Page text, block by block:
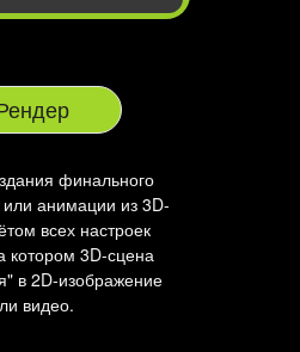
финального
анимации из 3D-
всех настроек
котором 3D-сцена
в 2D-изображение
видео.